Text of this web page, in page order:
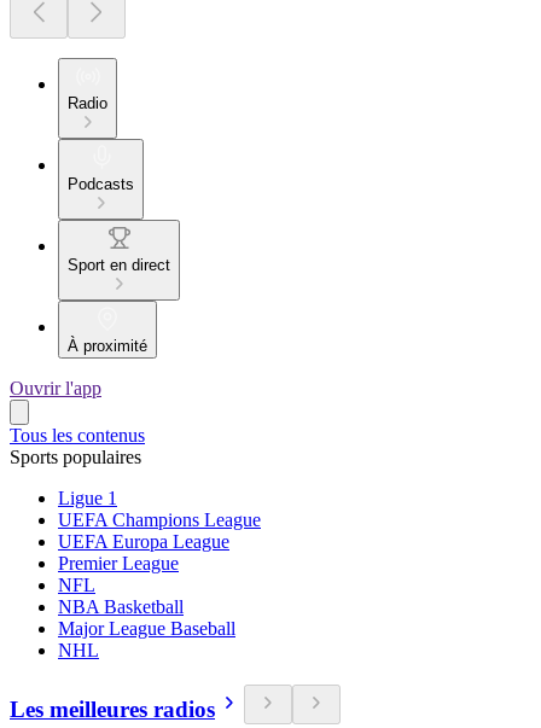
Radio
Podcasts
Sport en direct
À proximité
Ouvrir l'app
Tous les contenus
Sports populaires
Ligue 1
UEFA Champions League
UEFA Europa League
Premier League
NFL
NBA Basketball
Major League Baseball
NHL
Les meilleures radios